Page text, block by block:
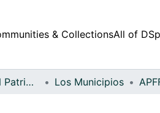
& CollectionsAll of
Fondo Archivo del Patrimonio Fotográfico y Fílmico del Valle del Cauca Los Municipios